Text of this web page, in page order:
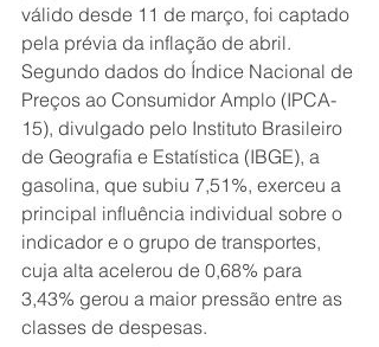
válido desde 11 de março, foi captado
pela prévia da inflação de abril.
Segundo dados do Índice Nacional de
Preços ao Consumidor Amplo (IPCA-
15), divulgado pelo Instituto Brasileiro
de Geografia e Estatística (IBGE), a
gasolina, que subiu 7,51%, exerceu a
principal influência individual sobre o
indicador e o grupo de transportes,
cuja alta acelerou de 0,68% para
3,43% gerou a maior pressão entre as
classes de despesas.